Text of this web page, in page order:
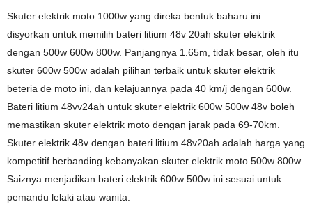
Skuter elektrik moto 1000w yang direka bentuk baharu ini
disyorkan untuk memilih bateri litium 48v 20ah skuter elektrik
dengan 500w 600w 800w. Panjangnya 1.65m, tidak besar, oleh itu
skuter 600w 500w adalah pilihan terbaik untuk skuter elektrik
beteria de moto ini, dan kelajuannya pada 40 km/j dengan 600w.
Bateri litium 48vv24ah untuk skuter elektrik 600w 500w 48v boleh
memastikan skuter elektrik moto dengan jarak pada 69-70km.
Skuter elektrik 48v dengan bateri litium 48v20ah adalah harga yang
kompetitif berbanding kebanyakan skuter elektrik moto 500w 800w.
Saiznya menjadikan bateri elektrik 600w 500w ini sesuai untuk
pemandu lelaki atau wanita.